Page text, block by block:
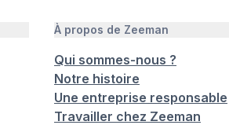
À propos de Zeeman
Qui sommes-nous ?
Notre histoire
Une entreprise responsable
Travailler chez Zeeman